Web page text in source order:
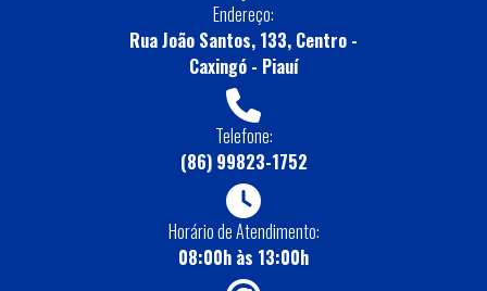
Endereço:
Rua João Santos, 133, Centro -
Caxingó - Piauí
Telefone:
(86) 99823-1752
Horário de Atendimento:
08:00h às 13:00h